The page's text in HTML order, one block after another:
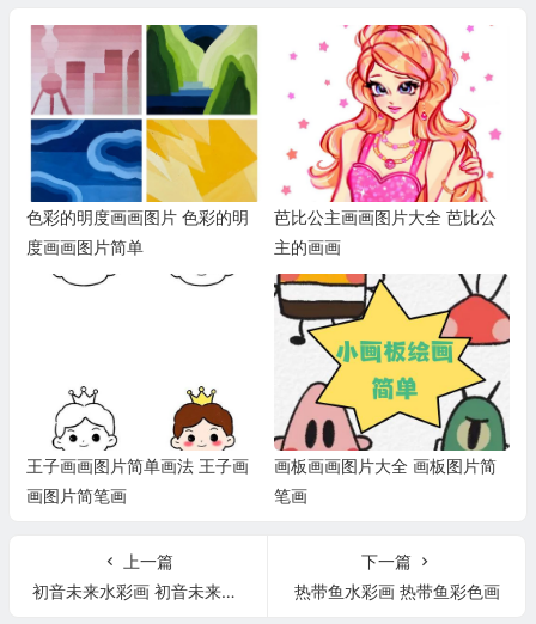
色彩的明度画画图片 色彩的明
度画画图片简单
芭比公主画画图片大全 芭比公
主的画画
王子画画图片简单画法 王子画
画图片简笔画
画板画画图片大全 画板图片简
笔画
上一篇
初音未来水彩画 初音未来水墨画
下一篇
热带鱼水彩画 热带鱼彩色画